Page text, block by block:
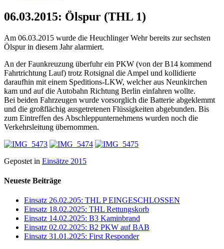
06.03.2015: Ölspur (THL 1)
Am 06.03.2015 wurde die Heuchlinger Wehr bereits zur sechsten
Ölspur in diesem Jahr alarmiert.
An der Faunkreuzung überfuhr ein PKW (von der B14 kommend
Fahrtrichtung Lauf) trotz Rotsignal die Ampel und kollidierte
daraufhin mit einem Speditions-LKW, welcher aus Neunkirchen
kam und auf die Autobahn Richtung Berlin einfahren wollte.
Bei beiden Fahrzeugen wurde vorsorglich die Batterie abgeklemmt
und die großflächig ausgetretenen Flüssigkeiten abgebunden. Bis
zum Eintreffen des Abschleppunternehmens wurden noch die
Verkehrsleitung übernommen.
Gepostet in Einsätze 2015
Neueste Beiträge
Einsatz 26.02.205: THL P EINGESCHLOSSEN
Einsatz 18.02.2025: THL Rettungskorb
Einsatz 14.02.2025: B3 Kaminbrand
Einsatz 02.02.2025: B2 PKW auf BAB
Einsatz 31.01.2025: First Responder